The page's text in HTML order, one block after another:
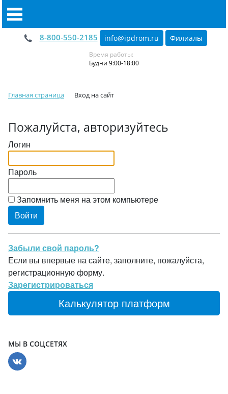
8-800-550-2185 info@ipdrom.ru Филиалы
Время работы:
Будни 9:00-18:00
Главная страница Вход на сайт
Пожалуйста, авторизуйтесь
Логин
Пароль
Запомнить меня на этом компьютере
Забыли свой пароль?
Если вы впервые на сайте, заполните, пожалуйста,
регистрационную форму.
Зарегистрироваться
Калькулятор платформ
МЫ В СОЦСЕТЯХ